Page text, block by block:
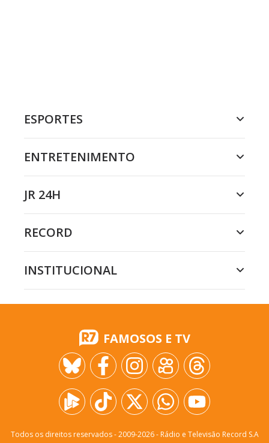
ESPORTES
ENTRETENIMENTO
JR 24H
RECORD
INSTITUCIONAL
FAMOSOS E TV
Todos os direitos reservados - 2009-2026- Rádio e Televisão Record S.A